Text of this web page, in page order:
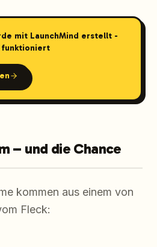
mit LaunchMind erstellt -
funktioniert
– und die Chance
kommen aus einem von
Fleck: